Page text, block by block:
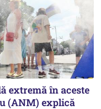
extremă în aceste
(ANM) explică